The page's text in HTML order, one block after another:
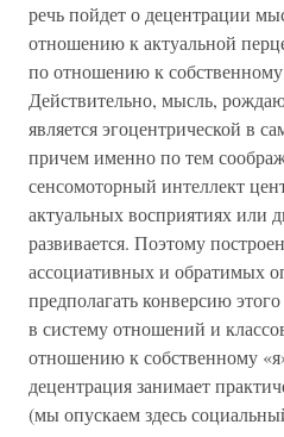
речь пойдет о децентрации
отношению к актуальной
по отношению к
Действительно, мысль,
является эгоцентрической в
причем именно по тем
сенсомоторный интеллект
актуальных восприятиях или
развивается. Поэтому
ассоциативных и обратимых
предполагать конверсию
в систему отношений и
отношению к собственному
децентрация занимает
(мы опускаем здесь